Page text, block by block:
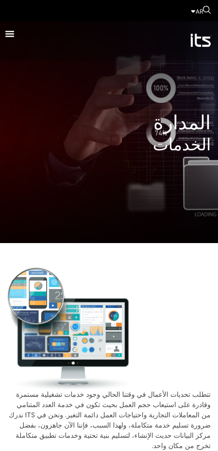
AR
المدارة
الخدمات
تتطلب تحديات الأعمال في وقتنا الحالي وجود خدمات تشغيلية مستمرة
وقادرة على استيعاب حجم العمل بحيث تكون في خدمة العدد المتنامي
من المعاملات التجارية واحتياجات العمل دائمة التغير. ونحن في ITS ندرك
ضرورة تسليم خدمة متكاملة، ولهذا السبب، فإننا الآن جاهزون، بفضل
مركز البيانات حديث الإنشاء، لتسليم بنية تحتية وخدمات تطبيق متكاملة
تخرج من مكان واحد.